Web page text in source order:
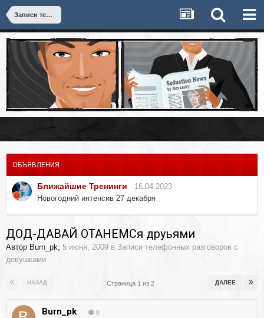
Записи телефонных разговоров с девушками
ОБЪЯВЛЕНИЯ
Ближайшие Тренинги
16.04.2023
Новогодний интенсив 27 декабря
ДОД-ДАВАЙ ОТАНЕМСя друьями
Автор Burn_pk, 5 июня, 2009 в Записи телефонных разговоров с
девушками
НАЗАД ДАЛЕЕ
Страница 1 из 2
Burn_pk 0